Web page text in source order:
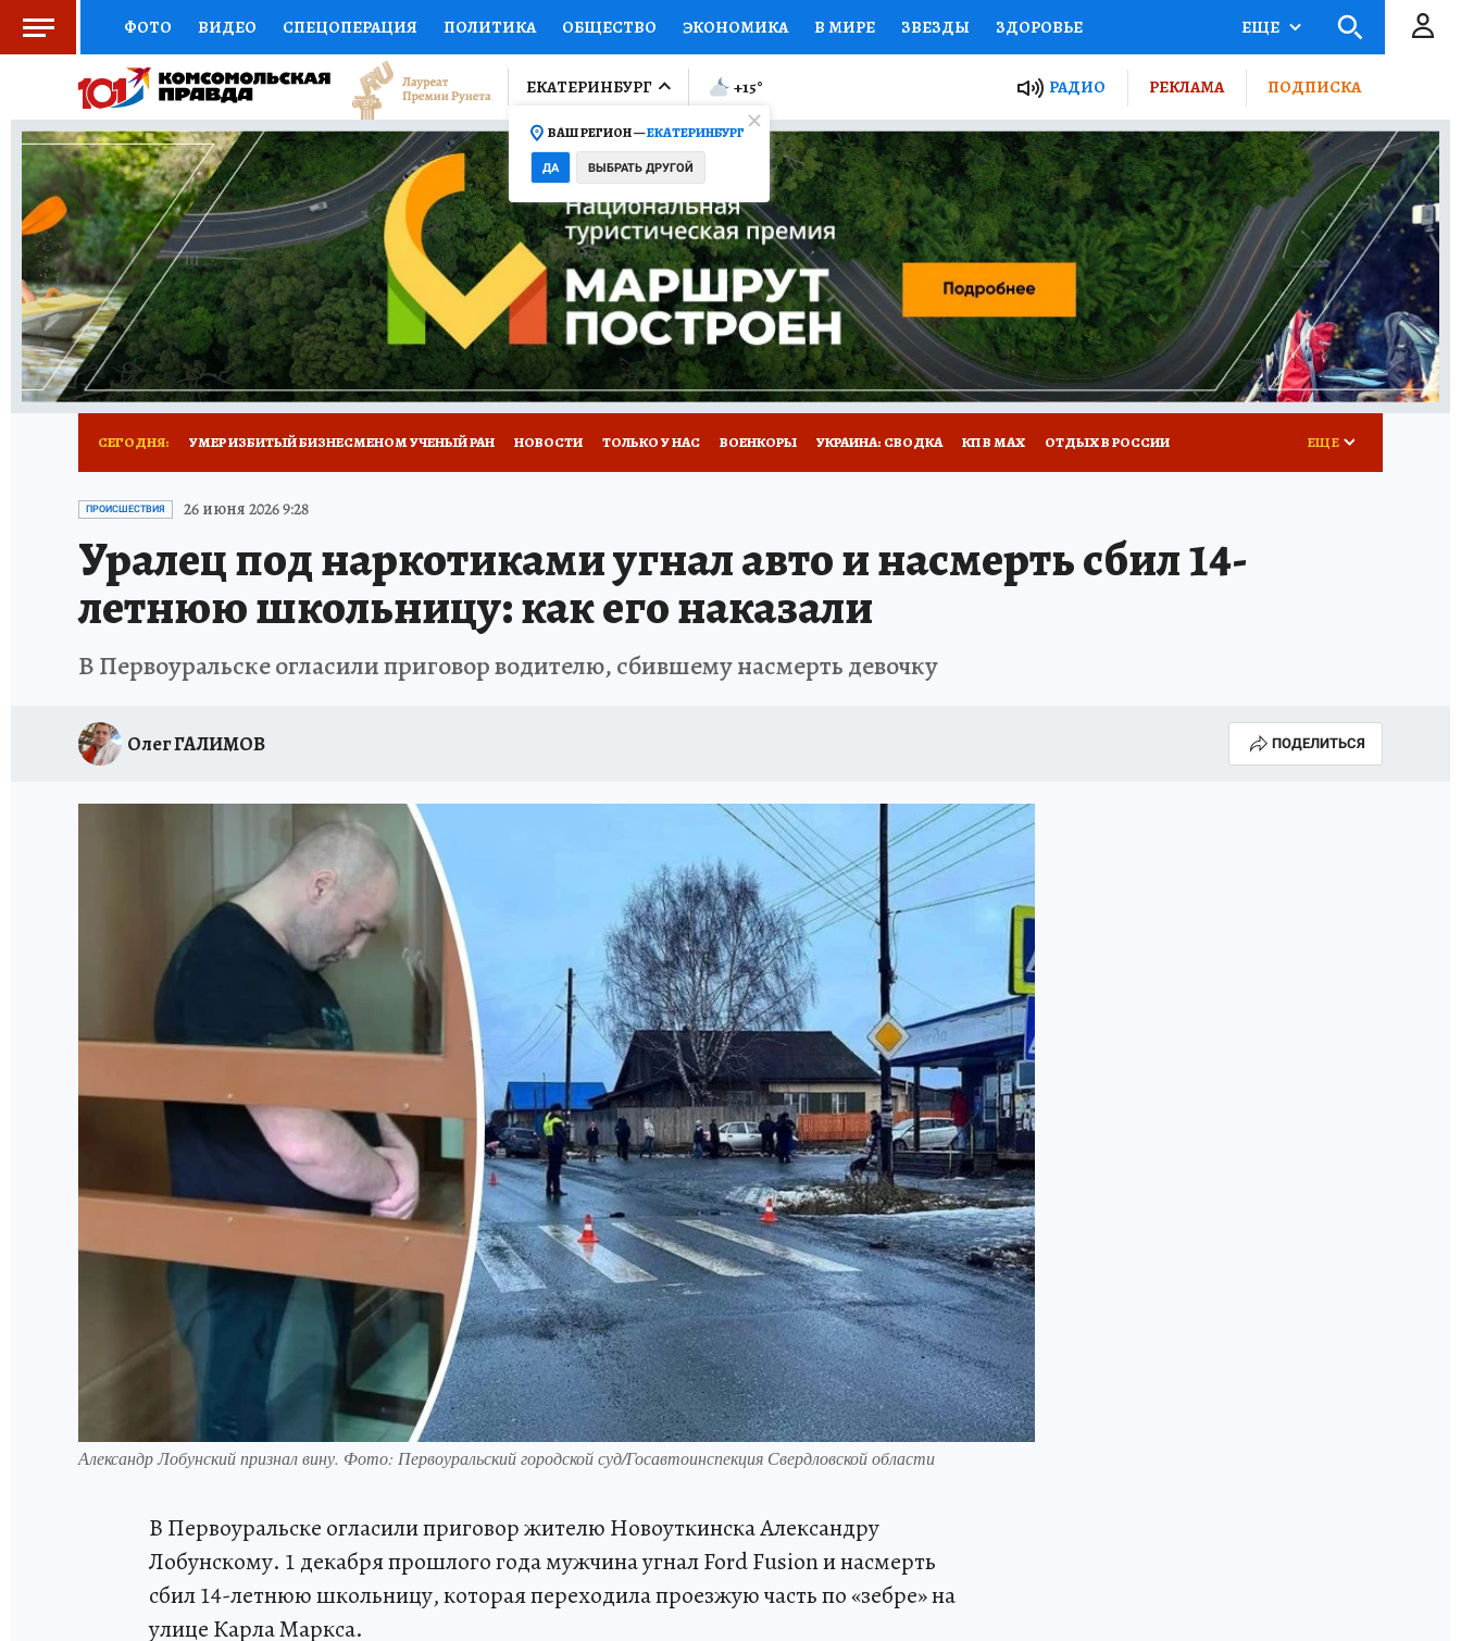
ФОТО ВИДЕО СПЕЦОПЕРАЦИЯ ПОЛИТИКА ОБЩЕСТВО ЭКОНОМИКА В МИРЕ ЗВЕЗДЫ ЗДОРОВЬЕ
СОЦПОДДЕРЖКА НАУКА СПОРТ КОЛУМНИСТЫ ПРОИСШЕСТВИЯ НАЦИОНАЛЬНЫЕ ПРОЕКТЫ РОССИИ
ВЫБОР ЭКСПЕРТОВ ДОКТОР ФИНАНСЫ ОТКРЫВАЕМ МИР Я ЗНАЮ СЕМЬЯ ЖЕНСКИЕ СЕКРЕТЫ ПУТЕВОДИТЕЛЬ
КНИЖНАЯ ПОЛКА ПРОГНОЗЫ НА СПОРТ ПРОМОКОДЫ СЕРИАЛЫ СПЕЦПРОЕКТЫ ДЕФИЦИТ ЖЕЛЕЗА ТУРИЗМ
ПРЕСС-ЦЕНТР НЕДВИЖИМОСТЬ ТЕЛЕВИЗОР КОЛЛЕКЦИИ КОНКУРСЫ РАБОТА У НАС ГИД ПОТРЕБИТЕЛЯ ВСЕ О КП
РАДИО КП ТЕСТЫ НОВОЕ НА САЙТЕ
ЕЩЕ
ЕКАТЕРИНБУРГ
ВАШ РЕГИОН —ЕКАТЕРИНБУРГ
ДА ВЫБРАТЬ ДРУГОЙ
+15° РАДИО РЕКЛАМА ПОДПИСКА
СЕГОДНЯ: УМЕР ИЗБИТЫЙ БИЗНЕСМЕНОМ УЧЕНЫЙ РАН НОВОСТИ ТОЛЬКО У НАС ВОЕНКОРЫ УКРАИНА: СВОДКА КП В МАХ ОТДЫХ В РОССИИ
ЗАПОВЕДНАЯ РОССИЯ
ЕЩЕ
ПРОИСШЕСТВИЯ 26 июня 2026 9:28
Уралец под наркотиками угнал авто и насмерть сбил 14-
летнюю школьницу: как его наказали
В Первоуральске огласили приговор водителю, сбившему насмерть девочку
Олег ГАЛИМОВ ПОДЕЛИТЬСЯ
Александр Лобунский признал вину. Фото: Первоуральский городской суд/Госавтоинспекция Свердловской области
В Первоуральске огласили приговор жителю Новоуткинска Александру
Лобунскому. 1 декабря прошлого года мужчина угнал Ford Fusion и насмерть
сбил 14-летнюю школьницу, которая переходила проезжую часть по «зебре» на
улице Карла Маркса.